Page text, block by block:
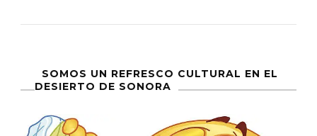
Margarita
Zavala
SOMOS UN REFRESCO CULTURAL EN EL
DESIERTO DE SONORA